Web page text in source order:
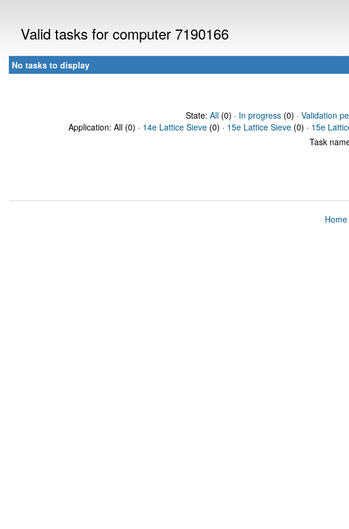
Valid tasks for computer 7190166
No tasks to display
State: All(0) · In progress(0) · Validation
Application: All (0) · 14e Lattice Sieve (0) · 15e Lattice Sieve (0) · 15e
Task
Home